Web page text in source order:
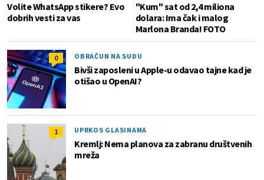
Volite WhatsApp stikere? Evo
dobrih vesti za vas
"Kum" sat od 2,4 miliona
dolara: Ima čak i malog
Marlona Branda! FOTO
0 OBRAČUN NA SUDU
Bivši zaposleni u Apple-u odavao tajne kad je
otišao u OpenAI?
1 UPRKOS GLASINAMA
Kremlj: Nema planova za zabranu društvenih
mreža